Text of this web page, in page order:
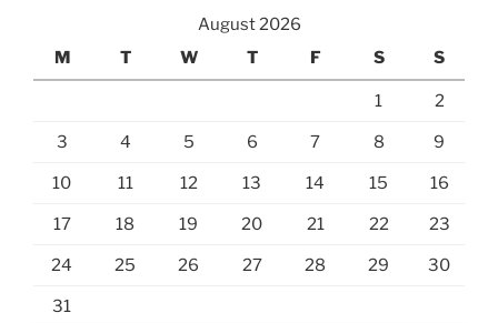
August 2026
M
T W T F S S
1 2
3 4 5 6 7 8 9
10 11 12 13 14 15 16
17 18 19 20 21 22 23
24 25 26 27 28 29 30
31